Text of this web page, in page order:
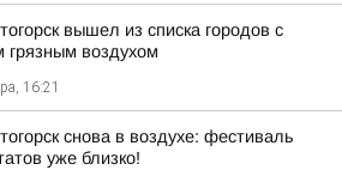
вышел из списка городов с
грязным воздухом
16:21
снова в воздухе: фестиваль
уже близко!